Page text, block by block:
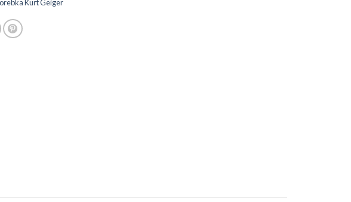
Kurt Geiger